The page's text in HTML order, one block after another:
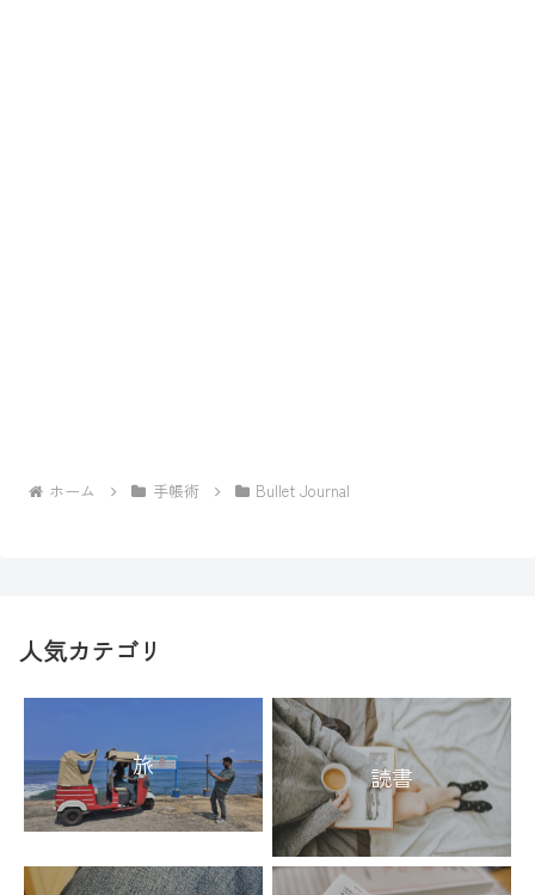
ホーム 手帳術 Bullet Journal
人気カテゴリ
旅 読書